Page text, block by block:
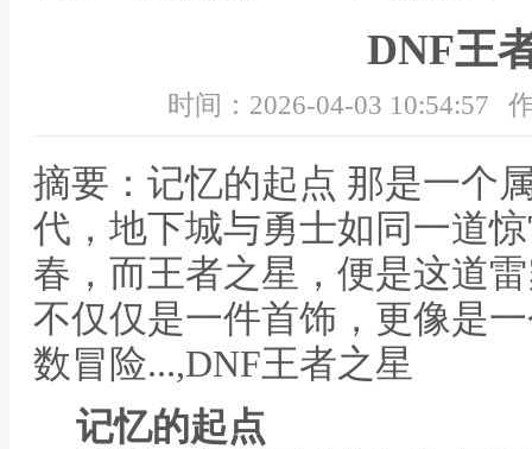
DNF王
时间：2026-04-03 10:54:57
摘要：记忆的起点 那是一个
代，地下城与勇士如同一道
春，而王者之星，便是这道
不仅仅是一件首饰，更像是
数冒险...,DNF王者之星
记忆的起点